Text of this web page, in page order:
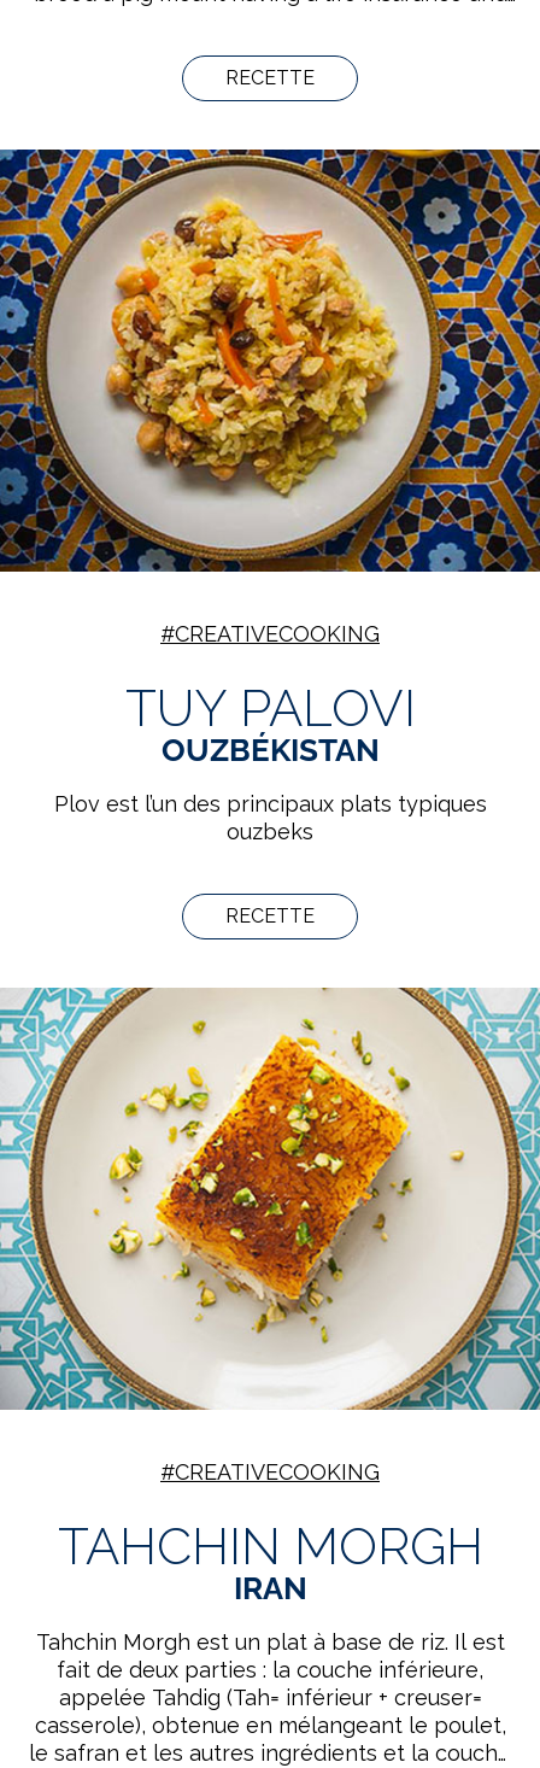
check whether the meat prepared to make
salami was good, a little part of it was used to
prepare a risotto.
RECETTE
#CREATIVECOOKING
TUY PALOVI
OUZBÉKISTAN
Plov est l’un des principaux plats typiques
ouzbeks
RECETTE
#CREATIVECOOKING
TAHCHIN MORGH
IRAN
Tahchin Morgh est un plat à base de riz. Il est
fait de deux parties : la couche inférieure,
appelée Tahdig (Tah= inférieur + creuser=
casserole), obtenue en mélangeant le poulet,
le safran et les autres ingrédients et la couche